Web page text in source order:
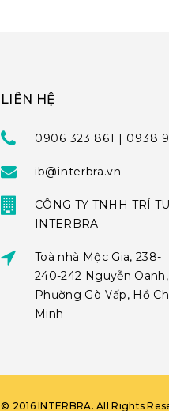
LIÊN HỆ
0906 323 861 | 0938
ib@interbra.vn
CÔNG TY TNHH TRÍ
INTERBRA
Toà nhà Mộc Gia, 238-
240-242 Nguyễn Oanh,
Phường Gò Vấp, Hồ
Minh
© 2016 INTERBRA. All Rights